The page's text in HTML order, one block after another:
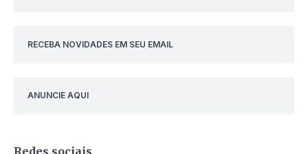
RECEBA NOVIDADES EM SEU EMAIL
ANUNCIE AQUI
Redes sociais